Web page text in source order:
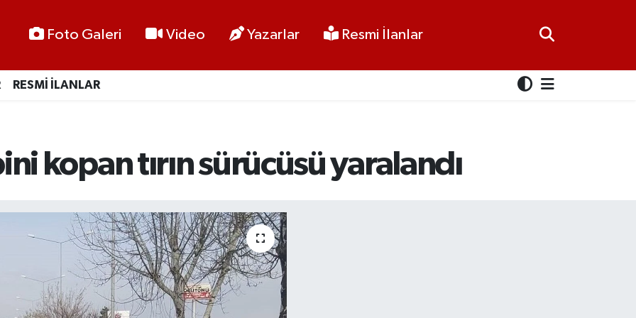
Foto Galeri Video Yazarlar Resmi İlanlar
RESMİ İLANLAR
kopan tırın sürücüsü yaralandı